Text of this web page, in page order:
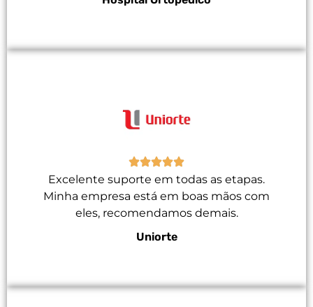
Excelente suporte em todas as etapas.
Minha empresa está em boas mãos com
eles, recomendamos demais.
Uniorte